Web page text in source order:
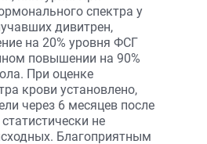
спектра у
дивитрен,
на 20% уровня ФСГ
повышении на 90%
При оценке
крови установлено,
через 6 месяцев после
не
Благоприятным